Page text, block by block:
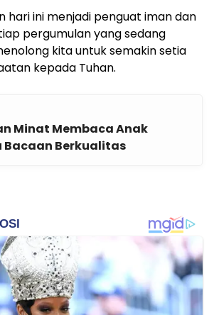
hari ini menjadi penguat iman dan
pergumulan yang sedang
kita untuk semakin setia
kepada Tuhan.
Minat Membaca Anak
Bacaan Berkualitas